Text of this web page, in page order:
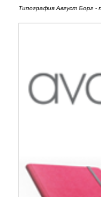
Типография Август Борг -